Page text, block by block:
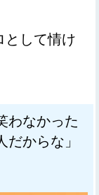
として情け
わなかった
からな」